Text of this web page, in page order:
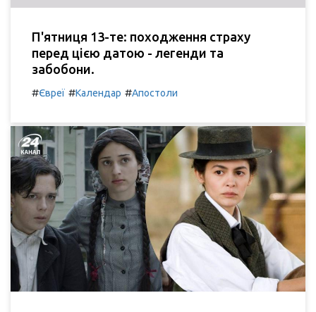
П'ятниця 13-те: походження страху
перед цією датою - легенди та
забобони.
#Євреї #Календар #Апостоли